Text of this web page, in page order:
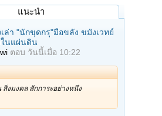
แนะนำ
เล่า "นักขุดกรุ"มือขลัง ขมังเวทย์
นแผ่นดิน
ตอบ วันนี้เมื่อ 10:22
สิ่งมงคล สักการะอย่างหนึ่ง